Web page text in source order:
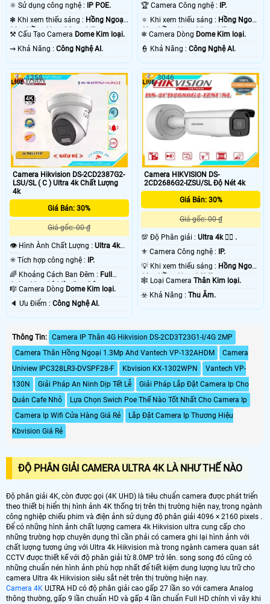
⚛️ Sử dụng công nghệ :
IP POE.
❃ Khi xem thiếu sáng : Hồng Ngoại
30m Hồng Ngoại Smart IR.
⚒ Cấu Tạo Camera Dome Kim loại.
️⇝ Khả Năng : Công Nghệ AI.
🏆 Camera Công nghệ :
IP.
🔅 Khi xem thiếu sáng : Hồng Ngoại
40m Hồng Ngoại Smart IR.
❄ Camera Dòng Dome Kim loại.
️👮 Khả Năng :Công Nghệ AI.
Camera Hikvision DS-2CD2387G2-
LSU/SL ( C ) Ultra 4k Chất Lượng
4k
Giá Bán: 30%
Giá gốc: 00 ₫
👁 Hình Ành Chất Lượng : Ultra 4k
👍🏾 .
✳️ Tích hợp công nghệ :
IP.
🌈 Khoảng Cách Ban Đêm : Full
Color 30m Có Màu Ban Đêm.
🎼️ Camera Dòng Dome Kim loại.
️🔈 Ưu Điểm : Công Nghệ AI.
1258
Camera HIKVISION DS-
2CD2686G2-IZSU/SL Độ Nét 4k
Giá Bán: 30%
Giá gốc: 00 ₫
💯 Độ Phân giải :Ultra 4k 👍🏾 .
⚜️ Camera Công nghệ :
IP.
💡 Khi xem thiếu sáng : Hồng Ngoại
10m Hồng Ngoại SMD.
🕸️ Loại CameraThân Kim loại.
️☣️ Khả Năng :Thu Âm.
3046
Thông Tin: Camera IP Thân 4G Hikvision DS-2CD3T23G1-I/4G 2MP
Camera Thân Hồng Ngoại 1.3Mp Ahd Vantech VP-132AHDM
Camera
Uniview IPC328LR3-DVSPF28-F
Kbvision KX-1302WPN
Vantech VP-
130N
Giải Pháp An Ninh Dịp Tết Lễ
Giải Pháp Lắp Đặt Camera Ip Cho
Quán Cafe Nhỏ
Lựa Chọn Swich Poe Thế Nào Tốt Nhất Cho Camera Ip
Camera Ip Wifi Cửa Hàng Giá Rẻ
Lắp Đặt Camera Ip Thương Hiệu
Kbvision Giá Rẻ
ĐỘ PHÂN GIẢI CAMERA ULTRA 4K LÀ NHƯ THẾ NÀO
Độ phân giải 4K, còn được gọi (4K UHD) là tiêu chuẩn camera được phát triển
theo thiết bị hiển thị hình ảnh 4K thống trị trên thị trường hiện nay, trong ngành
công nghiệp chiếu phim và điện ảnh sử dụng độ phân giải 4096 × 2160 pixels .
Để có những hình ảnh chất lượng camera 4k Hikvision ultra cung cấp cho
những trường hợp chuyên dụng thì cần phải có camera ghi lại hình ảnh với
chất lượng tương ứng với Ultra 4k Hikvision mà trong ngành camera quan sát
CCTV được thiết kế với độ phân giải từ 8.0MP trở lên. song song đó cũng có
những chuẩn nén hình ảnh phù hợp nhất để tiết kiệm dung lượng lưu trữ cho
camera Ultra 4k Hikvision siêu sắt nét trên thị trường hiện nay.
Camera 4K ULTRA HD có độ phân giải cao gấp 27 lần so với camera Analog
thông thường, gấp 9 lần chuẩn HD và gấp 4 lần chuẩn Full HD chính vì vây khi